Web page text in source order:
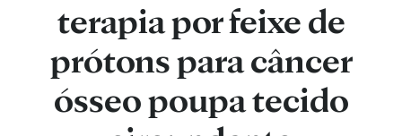
terapia por feixe de
prótons para câncer
ósseo poupa tecido